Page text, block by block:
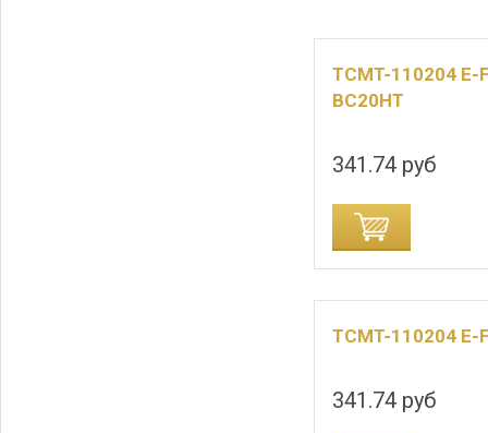
TCMT-110204 E-
BC20HT
341.74 руб
TCMT-110204 E-
341.74 руб